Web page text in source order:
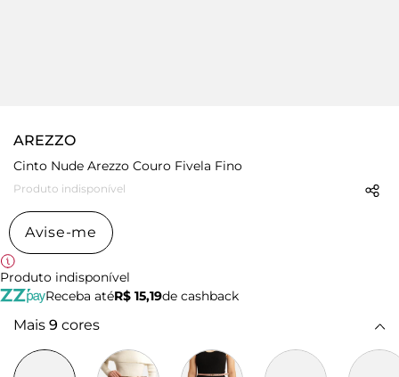
AREZZO
Cinto Nude Arezzo Couro Fivela Fino
Produto indisponível
Avise-me
Produto indisponível
Receba atéR$ 15,19de cashback
Mais 9 cores